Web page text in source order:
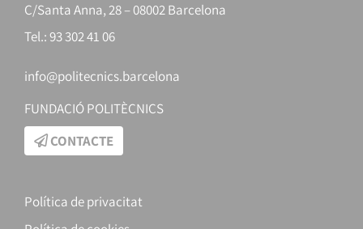
C/Santa Anna, 28 – 08002 Barcelona
Tel.: 93 302 41 06
info@politecnics.barcelona
FUNDACIÓ POLITÈCNICS
CONTACTE
Política de privacitat